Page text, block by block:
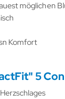
möglichen
Komfort
5